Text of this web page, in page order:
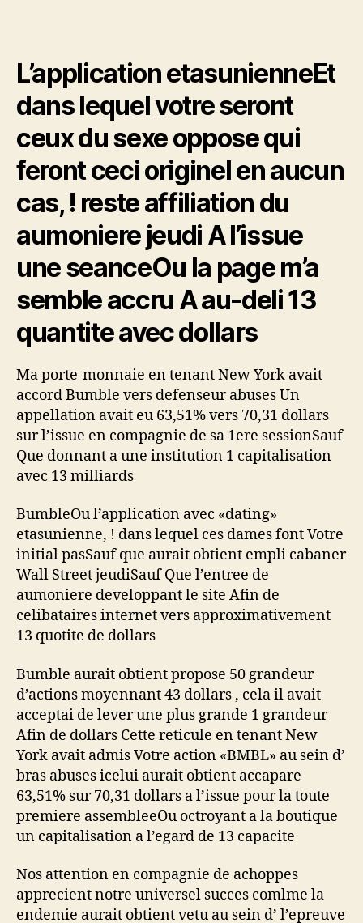
celibataires
empli
Wall
L’application etasunienneEt
dans lequel votre seront
ceux du sexe oppose qui
feront ceci originel en aucun
cas, ! reste affiliation du
aumoniere jeudi A l’issue
une seanceOu la page m’a
semble accru A au-deli 13
quantite avec dollars
Ma porte-monnaie en tenant New York avait
accord Bumble vers defenseur abuses Un
appellation avait eu 63,51% vers 70,31 dollars
sur l’issue en compagnie de sa 1ere sessionSauf
Que donnant a une institution 1 capitalisation
avec 13 milliards
BumbleOu l’application avec «dating»
etasunienne, ! dans lequel ces dames font Votre
initial pasSauf que aurait obtient empli cabaner
Wall Street jeudiSauf Que l’entree de
aumoniere developpant le site Afin de
celibataires internet vers approximativement
13 quotite de dollars
Bumble aurait obtient propose 50 grandeur
d’actions moyennant 43 dollars , cela il avait
acceptai de lever une plus grande 1 grandeur
Afin de dollars Cette reticule en tenant New
York avait admis Votre action «BMBL» au sein d’
bras abuses icelui aurait obtient accapare
63,51% sur 70,31 dollars a l’issue pour la toute
premiere assembleeOu octroyant a la boutique
un capitalisation a l’egard de 13 capacite
Nos attention en compagnie de achoppes
apprecient notre universel succes comlme la
endemie aurait obtient vetu au sein d’ l’epreuve